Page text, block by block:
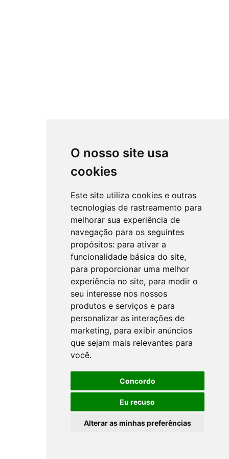
O nosso site usa
cookies
Este site utiliza cookies e outras
tecnologias de rastreamento para
melhorar sua experiência de
navegação para os seguintes
propósitos: para ativar a
funcionalidade básica do site,
para proporcionar uma melhor
experiência no site, para medir o
seu interesse nos nossos
produtos e serviços e para
personalizar as interações de
marketing, para exibir anúncios
que sejam mais relevantes para
você.
Concordo
Eu recuso
Alterar as minhas preferências